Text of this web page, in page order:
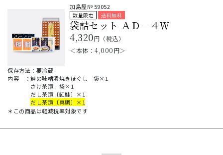
加島屋№ 59052
数量限定 送料無料
袋詰セット ＡＤ－４Ｗ
4,320円（税込）
＜本体：4,000円＞
保存方法：要冷蔵
内容 ： 鮭の味噌漬焼きほぐし 袋×1
さけ茶漬 袋×1
だし茶漬〔紅鮭〕×1
だし茶漬〔真鯛〕×1
＊この商品は軽減税率対象です